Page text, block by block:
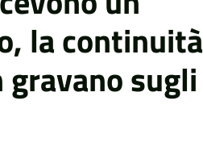
la continuità
sugli